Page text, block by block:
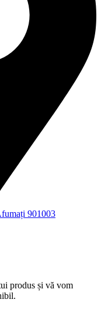
901003
produs și vă vom